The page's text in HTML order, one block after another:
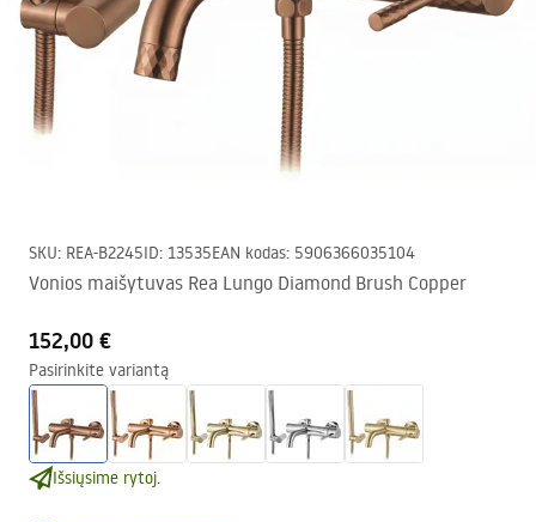
SKU: REA-B2245ID: 13535EAN kodas: 5906366035104
Vonios maišytuvas Rea Lungo Diamond Brush Copper
152,00 €
Pasirinkite variantą
Išsiųsime rytoj.